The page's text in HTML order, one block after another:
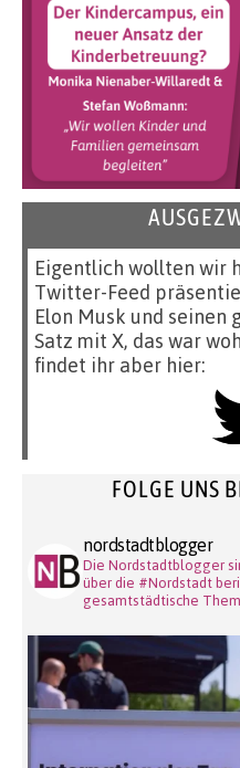
Eigentlich wollten wir
Twitter-Feed
Elon Musk und seinen
Satz mit X, das war
findet ihr aber hier:
FOLGE UNS
nordstadtblogger
Die Nordstadtblogger
über die #Nordstadt
gesamtstädtische